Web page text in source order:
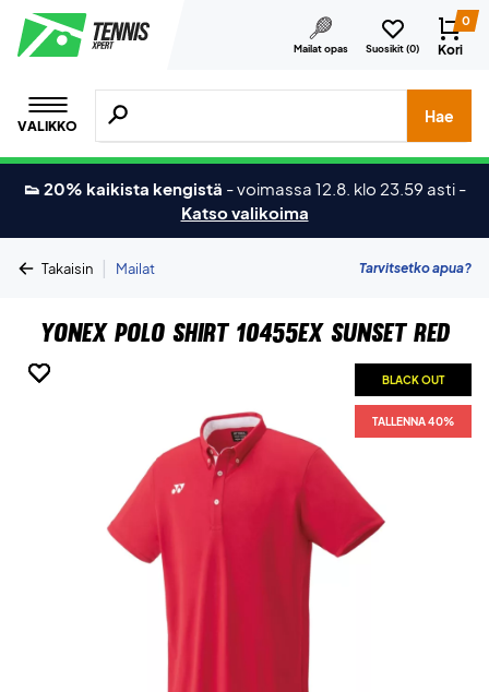
Mailat opas Suosikit (0)
0
Kori
VALIKKO
Hae tuotteita, merkkejä jne.
Hae
👟 20% kaikista kengistä -voimassa 12.8. klo 23.59 asti -
Katso valikoima
Takaisin | Mailat Tarvitsetko apua?
Yonex Polo Shirt 10455EX Sunset Red
BLACK OUT
TALLENNA 40%
BLACK OUT
TALLENNA 40%
BLACK OUT
TALLENNA 40%
BLACK OUT
TALLENNA 40%
BLACK OUT
TALLENNA 40%